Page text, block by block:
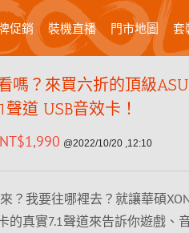
促銷 裝機直播 門市地圖 套
嗎？來買六折的頂級
聲道 USB音效卡！
NT$1,990 @2022/10/20 ,12:10
？我要往哪裡去？就讓華碩
的真實7.1聲道來告訴你遊戲、